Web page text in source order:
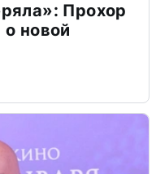
Прохор
новой